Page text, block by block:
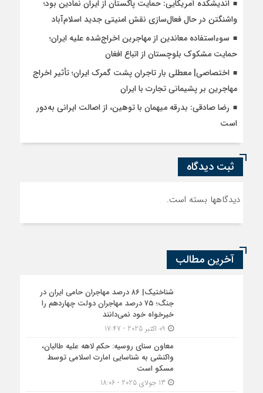
اندیشکده آمریکایی: حمایت پاکستان از ایران نمادین بود؛
واشنگتن در حال فعال‌سازی نقش امنیتی جدید اسلام‌آباد
سوءاستفاده معاندین از مهاجرین اخراج‌شده علیه ایران؛
حمایت مشکوک بلوچستان از اتباع افغان
اختصاصی| معطلی بار تاجران پشت گمرک ایران؛ تأثیر اخراج
مهاجرین بر پشیمانی تجارت با ایران
رضا صادقی: بدرقه میهمان با توهین، از اصالت ایرانی به‌دور
است
ثبت دیدگاه
دیدگاهها بسته است.
آخرین مطالب
شناختیک| ۸۶ درصد مهاجران حامی ایران در
جنگ؛ ۷۵ درصد مهاجران دولت چهاردهم را
خیرخواه خود نمی‌دانند
معاون سنای روسیه: حکم لاهه علیه طالبان،
واکنشی به شناسایی امارت اسلامی توسط
مسکو است